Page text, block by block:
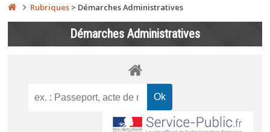
Rubriques > Démarches Administratives
Démarches Administratives